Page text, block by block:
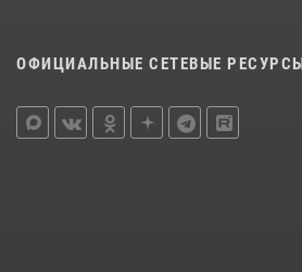
ОФИЦИАЛЬНЫЕ СЕТЕВЫЕ РЕСУРСЫ